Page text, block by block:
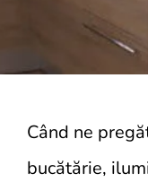
Când ne
bucătărie,